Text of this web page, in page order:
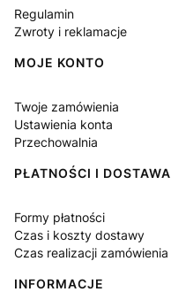
Regulamin
Zwroty i reklamacje
MOJE KONTO
Twoje zamówienia
Ustawienia konta
Przechowalnia
PŁATNOŚCI I DOSTAWA
Formy płatności
Czas i koszty dostawy
Czas realizacji zamówienia
INFORMACJE